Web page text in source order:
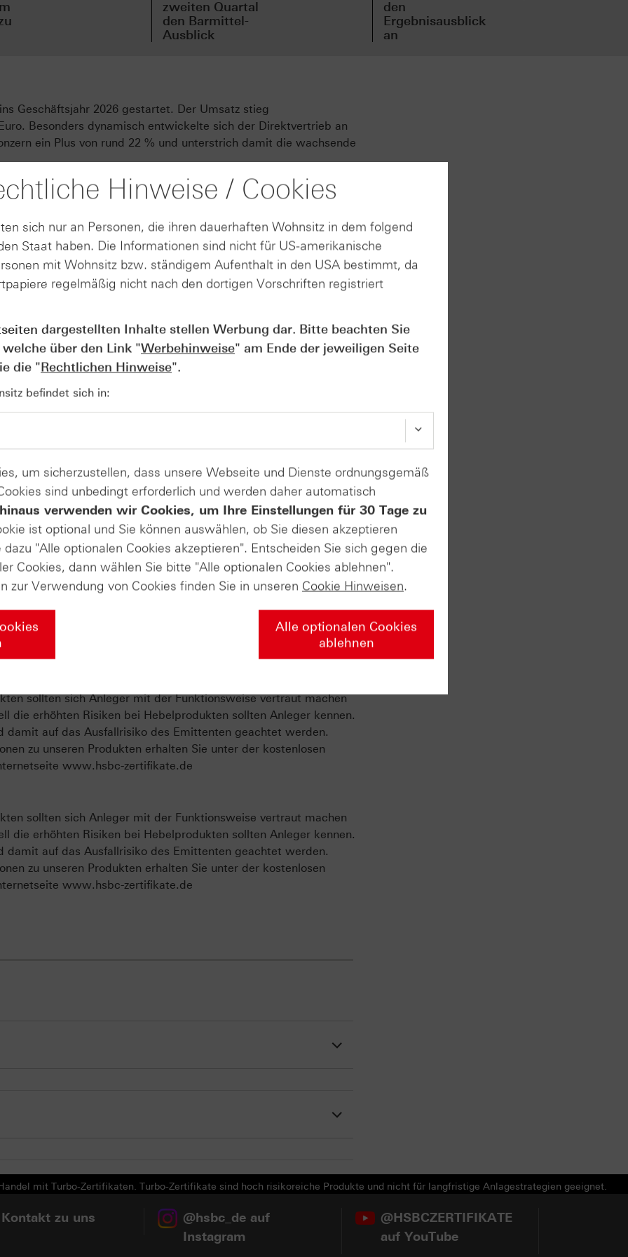
zweiten Quartal
den Barmittel-
Ausblick
den
Ergebnisausblick
an
Geschäftsjahr 2026 gestartet. Der Umsatz stieg
Besonders dynamisch entwickelte sich der Direktvertrieb an
ein Plus von rund 22 % und unterstrich damit die wachsende
Die Bruttomarge lag bei ca. 51,1 %. Das
etwa 705 Mio. Euro, während die operative Marge um 0,8
fortgeführten Geschäftsbereichen stieg um rund 11 % auf ca.
durch sportliche Erfolge im Laufsport: Mit dem Modell Adizero
im Marathon der Männer als auch der Frauen erzielt. Adidas
Modell, das der Konzern bislang entwickelt habe.
begleitenden Nachrichten positiv aufgenommen. Die Adidas-
Produkte auf
Masterclass in die Welt der Derivate
über die Grundlagen der Börse wissen müssen – von den ersten
mit Zertifikaten und professionellem Money Management. Am
Ihr Wissen nochmal vertiefen soll. Falls Sie diesen Abschlusstest
HSBC-Masterclass-Zertifikat von uns! Wir würden uns sehr
unserer Masterclass
sollten sich Anleger mit der Funktionsweise vertraut machen
die erhöhten Risiken bei Hebelprodukten sollten Anleger kennen.
damit auf das Ausfallrisiko des Emittenten geachtet werden.
zu unseren Produkten erhalten Sie unter der kostenlosen
www.hsbc-zertifikate.de
sollten sich Anleger mit der Funktionsweise vertraut machen
die erhöhten Risiken bei Hebelprodukten sollten Anleger kennen.
damit auf das Ausfallrisiko des Emittenten geachtet werden.
zu unseren Produkten erhalten Sie unter der kostenlosen
www.hsbc-zertifikate.de
mit Turbo-Zertifikaten. Turbo-Zertifikate sind hoch risikoreiche Produkte und nicht für langfristige Anlagestrategien geeignet.
zu uns
@hsbc_de auf
Instagram
@HSBCZERTIFIKATE
auf YouTube
Hinweise / Cookies
sich nur an Personen, die ihren dauerhaften Wohnsitz in dem folgend
Staat haben. Die Informationen sind nicht für US-amerikanische
mit Wohnsitz bzw. ständigem Aufenthalt in den USA bestimmt, da
regelmäßig nicht nach den dortigen Vorschriften registriert
dargestellten Inhalte stellen Werbung dar. Bitte beachten Sie
über den Link "Werbehinweise" am Ende der jeweiligen Seite
die "Rechtlichen Hinweise".
befindet sich in:
um sicherzustellen, dass unsere Webseite und Dienste ordnungsgemäß
sind unbedingt erforderlich und werden daher automatisch
verwenden wir Cookies, um Ihre Einstellungen für 30 Tage zu
ist optional und Sie können auswählen, ob Sie diesen akzeptieren
"Alle optionalen Cookies akzeptieren". Entscheiden Sie sich gegen die
Cookies, dann wählen Sie bitte "Alle optionalen Cookies ablehnen".
zur Verwendung von Cookies finden Sie in unseren Cookie Hinweisen.
Alle optionalen Cookies
ablehnen